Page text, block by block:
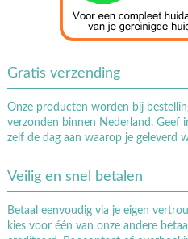
Gratis verzending
Onze producten worden bij
verzonden binnen Nederland. Geef
zelf de dag aan waarop je geleverd
Veilig en snel betalen
Betaal eenvoudig via je eigen
kies voor één van onze andere